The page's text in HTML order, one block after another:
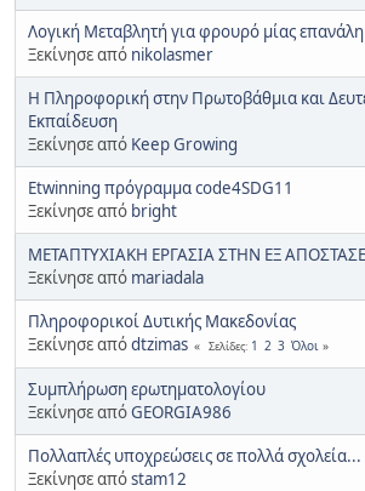
Λογική Μεταβλητή για φρουρό μίας
Ξεκίνησε από nikolasmer
Η Πληροφορική στην Πρωτοβάθμια και
Εκπαίδευση
Ξεκίνησε από Keep Growing
Εtwinning πρόγραμμα code4SDG11
Ξεκίνησε από bright
ΜΕΤΑΠΤΥΧΙΑΚΗ ΕΡΓΑΣΙΑ ΣΤΗΝ ΕΞ
Ξεκίνησε από mariadala
Πληροφορικοί Δυτικής Μακεδονίας
Ξεκίνησε απόdtzimas Σελίδες 1 2 3 Όλοι
Συμπλήρωση ερωτηματολογίου
Ξεκίνησε απόGEORGIA986
Πολλαπλές υποχρεώσεις σε πολλά σχολεία...
Ξεκίνησε απόstam12